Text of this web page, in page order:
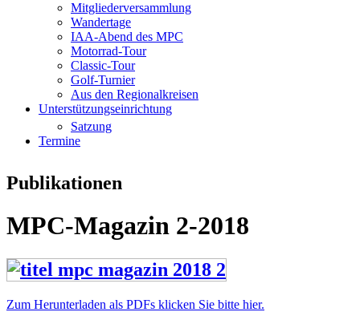
Mitgliederversammlung
Wandertage
IAA-Abend des MPC
Motorrad-Tour
Classic-Tour
Golf-Turnier
Aus den Regionalkreisen
Unterstützungseinrichtung
Satzung
Termine
Publikationen
MPC-Magazin 2-2018
Zum Herunterladen als PDFs klicken Sie bitte hier.